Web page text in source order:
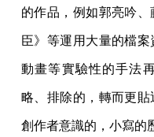
的作品，例如郭亮吟
臣》等運用大量的檔案
動畫等實驗性的手法
略、排除的，轉而更
創作者意識的，小寫的